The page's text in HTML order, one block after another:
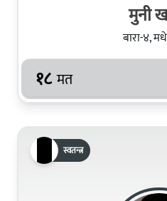
मुनी
बारा-४,
१८ मत
स्वतन्त्र